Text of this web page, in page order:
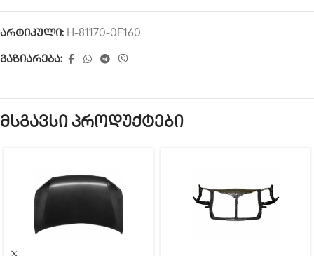
არტიკული: H-81170-0E160
გაზიარება:
მსგავსი პროდუქტები